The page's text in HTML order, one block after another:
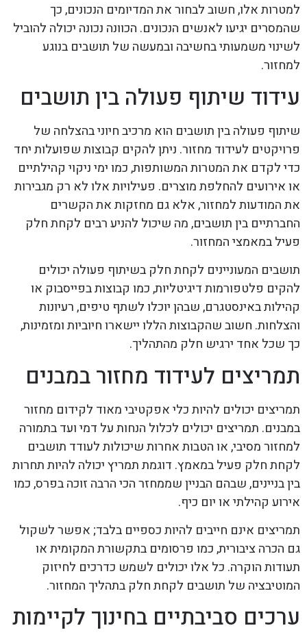
למטרות אלו, חשוב לבחור את המדיומים הנכונים, כך
שהמסרים יגיעו לאנשים הנכונים. הכוונה נכונה יכולה להוביל
לשינוי משמעותי בחשיבה ובמעשה של תושבים בנוגע
למחזור.
עידוד שיתוף פעולה בין תושבים
שיתוף פעולה בין תושבים הוא מרכיב חיוני בהצלחה של
פרויקטים לעידוד מחזור. ניתן להקים קבוצות שפועלות יחד
כדי לקדם את המטרות המשותפות, כמו ימי ניקוי קהילתיים
או אירועים להחלפת מוצרים. פעילויות אלו לא רק מגבירות
את המודעות למחזור, אלא גם מחזקות את הקשרים
החברתיים בין תושבים, מה שיכול להניע רבים לקחת חלק
פעיל במאמצי המחזור.
תושבים המעוניינים לקחת חלק בשיתוף פעולה יכולים
להקים פלטפורמות דיגיטליות, כמו קבוצות בפייסבוק או
קהילות באינסטגרם, שבהן יוכלו לשתף טיפים, רעיונות
והצלחות. חשוב שהקבוצות הללו יישארו חיוביות ומזמינות,
כך שכל אחד ירגיש חלק מהתהליך.
תמריצים לעידוד מחזור במבנים
תמריצים יכולים להיות כלי אפקטיבי מאוד לקידום מחזור
במבנים. תמריצים יכולים לכלול הנחות על דמי ועד בתמורה
למחזור מסיבי, או הטבות אחרות שיכולות לעודד תושבים
לקחת חלק פעיל במאמץ. דוגמת תמריץ יכולה להיות תחרות
בין בניינים, שבהם הבניין שממחזר הכי הרבה זוכה בפרס, כמו
אירוע קהילתי או יום כיף.
תמריצים אינם חייבים להיות כספיים בלבד; אפשר לשקול
גם הכרה ציבורית, כמו פרסומים בתקשורת המקומית או
תעודות הוקרה. כל אלו יכולים לשמש כדרכים לחיזוק
המוטיבציה של תושבים לקחת חלק בתהליך המחזור.
ערכים סביבתיים בחינוך לקיימות